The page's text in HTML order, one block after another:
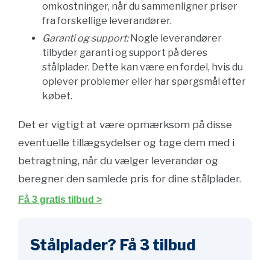
omkostninger, når du sammenligner priser
fra forskellige leverandører.
Garanti og support:Nogle leverandører
tilbyder garanti og support på deres
stålplader. Dette kan være en fordel, hvis du
oplever problemer eller har spørgsmål efter
købet.
Det er vigtigt at være opmærksom på disse
eventuelle tillægsydelser og tage dem med i
betragtning, når du vælger leverandør og
beregner den samlede pris for dine stålplader.
Få 3 gratis tilbud >
Stålplader? Få 3 tilbud